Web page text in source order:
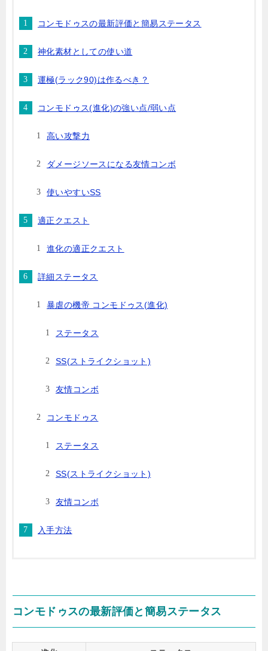
コンモドゥスの最新評価と簡易ステータス
神化素材としての使い道
運極(ラック90)は作るべき？
コンモドゥス(進化)の強い点/弱い点
高い攻撃力
ダメージソースになる友情コンボ
使いやすいSS
適正クエスト
進化の適正クエスト
詳細ステータス
暴虐の機帝 コンモドゥス(進化)
ステータス
SS(ストライクショット)
友情コンボ
コンモドゥス
ステータス
SS(ストライクショット)
友情コンボ
入手方法
コンモドゥスの最新評価と簡易ステータス